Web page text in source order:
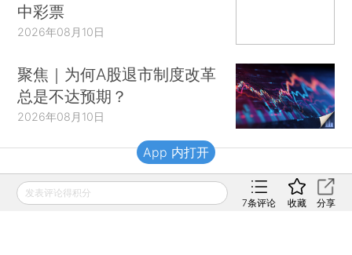
中彩票
2026年08月10日
聚焦｜为何A股退市制度改革
总是不达预期？
2026年08月10日
财新移动
发表评论得积分
7条评论 收藏 分享
App 内打开